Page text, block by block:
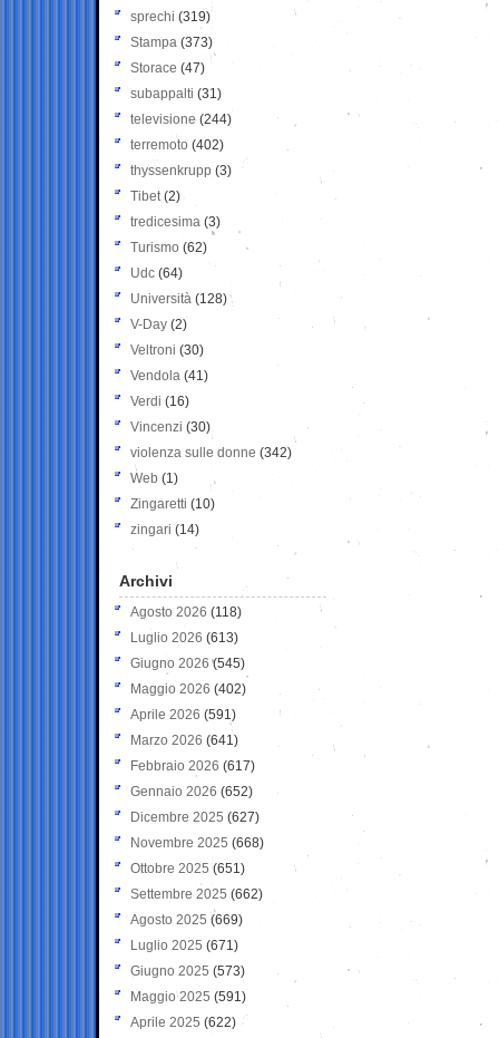
sprechi (319)
Stampa (373)
Storace (47)
subappalti (31)
televisione(244)
terremoto (402)
thyssenkrupp (3)
Tibet(2)
tredicesima (3)
Turismo (62)
Udc (64)
Università (128)
V-Day (2)
Veltroni (30)
Vendola (41)
Verdi (16)
Vincenzi (30)
violenza sulle donne (342)
Web (1)
Zingaretti (10)
zingari (14)
Archivi
Agosto 2026 (118)
Luglio 2026 (613)
Giugno 2026 (545)
Maggio 2026 (402)
Aprile 2026 (591)
Marzo 2026 (641)
Febbraio 2026 (617)
Gennaio 2026 (652)
Dicembre 2025 (627)
Novembre 2025 (668)
Ottobre 2025 (651)
Settembre 2025 (662)
Agosto 2025 (669)
Luglio 2025 (671)
Giugno 2025 (573)
Maggio 2025 (591)
Aprile 2025 (622)